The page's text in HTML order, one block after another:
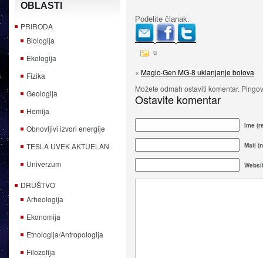
OBLASTI
PRIRODA
Biologija
Ekologija
Fizika
Geologija
Hemija
Obnovljivi izvori energije
TESLA UVEK AKTUELAN
Univerzum
DRUŠTVO
Arheologija
Ekonomija
Etnologija/Antropologija
Filozofija
Podelite članak:
u
« Magic-Gen MG-8 uklanjanje bolova
Možete odmah ostaviti komentar.
Ostavite komentar
Ime
Mail